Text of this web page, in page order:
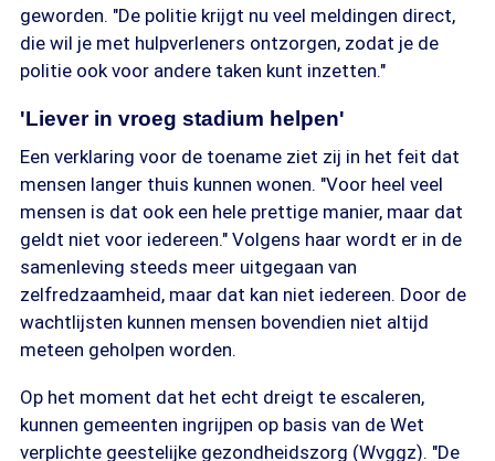
geworden. "De politie krijgt nu veel meldingen direct,
die wil je met hulpverleners ontzorgen, zodat je de
politie ook voor andere taken kunt inzetten."
'Liever in vroeg stadium helpen'
Een verklaring voor de toename ziet zij in het feit dat
mensen langer thuis kunnen wonen. "Voor heel veel
mensen is dat ook een hele prettige manier, maar dat
geldt niet voor iedereen." Volgens haar wordt er in de
samenleving steeds meer uitgegaan van
zelfredzaamheid, maar dat kan niet iedereen. Door de
wachtlijsten kunnen mensen bovendien niet altijd
meteen geholpen worden.
Op het moment dat het echt dreigt te escaleren,
kunnen gemeenten ingrijpen op basis van de Wet
verplichte geestelijke gezondheidszorg (Wvggz). "De